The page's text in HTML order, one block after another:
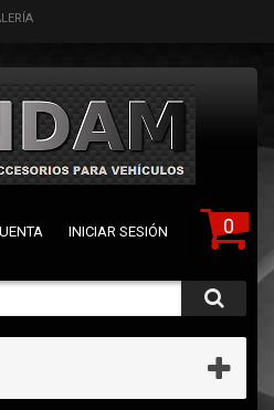
0
INICIAR SESIÓN